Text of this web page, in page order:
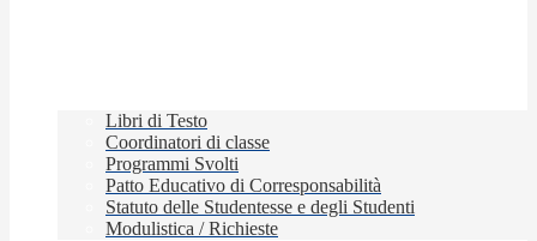
Libri di Testo
Coordinatori di classe
Programmi Svolti
Patto Educativo di Corresponsabilità
Statuto delle Studentesse e degli Studenti
Modulistica / Richieste